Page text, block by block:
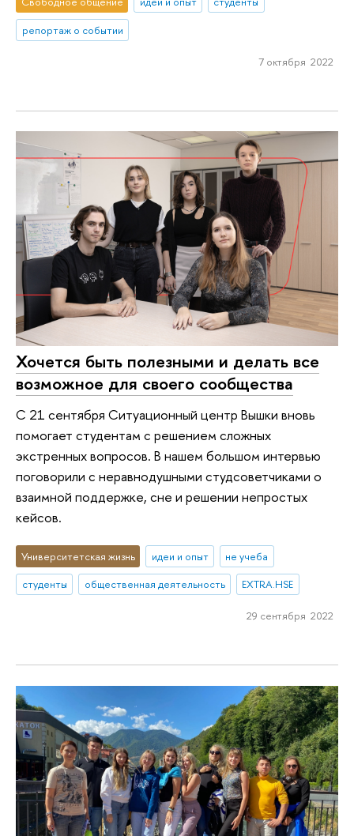
репортаж о событии
7 октября 2022
Хочется быть полезными и делать все
возможное для своего сообщества
С 21 сентября Ситуационный центр Вышки вновь
помогает студентам с решением сложных
экстренных вопросов. В нашем большом интервью
поговорили с неравнодушными студсоветчиками о
взаимной поддержке, сне и решении непростых
кейсов.
Университетская жизнь идеи и опыт
не учеба
студенты
общественная деятельность EXTRA.HSE
29 сентября 2022